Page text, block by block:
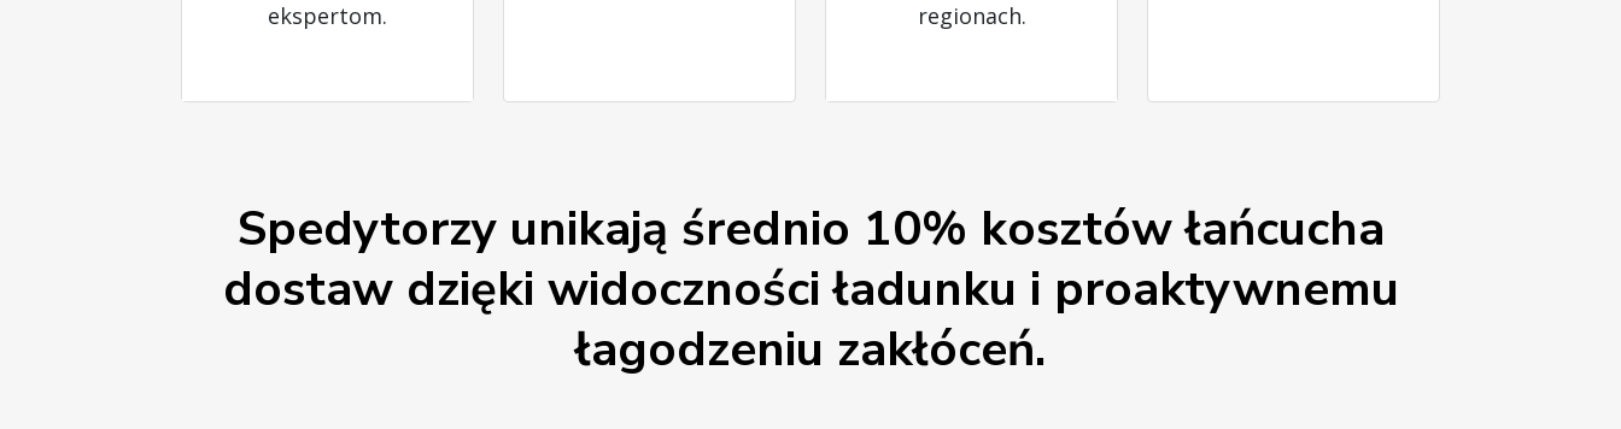
ekspertom.
regionach.
Spedytorzy unikają średnio 10% kosztów łańcucha
dostaw dzięki widoczności ładunku i proaktywnemu
łagodzeniu zakłóceń.